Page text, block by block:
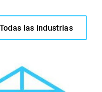
Todas las industrias